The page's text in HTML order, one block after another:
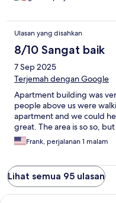
Ulasan yang disahkan
8/10 Sangat baik
7 Sep 2025
Terjemah dengan Google
Apartment building was
people above us were
apartment and we could
great. The area is so so,
Frank, perjalanan 1 malam
Lihat semua 95 ulasan